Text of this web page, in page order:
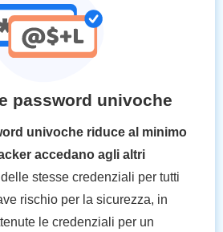
password univoche
univoche riduce al minimo
accedano agli altri
stesse credenziali per tutti
rischio per la sicurezza, in
le credenziali per un